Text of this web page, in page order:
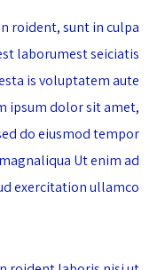
roident, sunt in culpa
laborumest seiciatis
is voluptatem aute
ipsum dolor sit amet,
do eiusmod tempor
Ut enim ad
exercitation ullamco.